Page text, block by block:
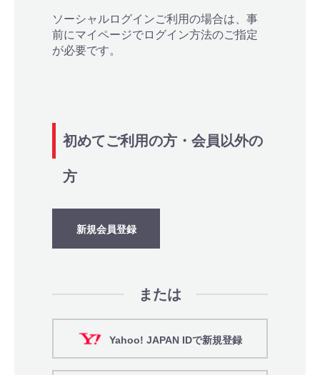
ソーシャルログインご利用の場合は、事
前にマイページでログイン方法のご指定
が必要です。
初めてご利用の方・会員以外の
方
新規会員登録
または
Yahoo! JAPAN IDで新規登録